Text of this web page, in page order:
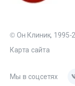
© Он Клиник, 1995-
Карта сайта
Мы в соцсетях